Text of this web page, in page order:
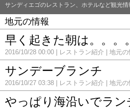
サンディエゴのレストラン、ホテルなど観光情
地元の情報
早く起きた朝は。。。。
2016/10/28 00:00 レストラン紹介 地元の
サンデーブランチ
2016/10/27 03:38 レストラン紹介 地元の
やっぱり海沿いでラン